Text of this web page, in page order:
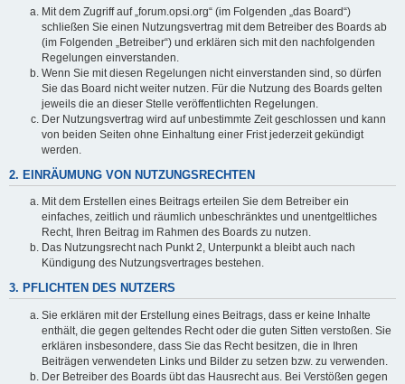
Mit dem Zugriff auf „forum.opsi.org“ (im Folgenden „das Board“)
schließen Sie einen Nutzungsvertrag mit dem Betreiber des Boards ab
(im Folgenden „Betreiber“) und erklären sich mit den nachfolgenden
Regelungen einverstanden.
Wenn Sie mit diesen Regelungen nicht einverstanden sind, so dürfen
Sie das Board nicht weiter nutzen. Für die Nutzung des Boards gelten
jeweils die an dieser Stelle veröffentlichten Regelungen.
Der Nutzungsvertrag wird auf unbestimmte Zeit geschlossen und kann
von beiden Seiten ohne Einhaltung einer Frist jederzeit gekündigt
werden.
2. EINRÄUMUNG VON NUTZUNGSRECHTEN
Mit dem Erstellen eines Beitrags erteilen Sie dem Betreiber ein
einfaches, zeitlich und räumlich unbeschränktes und unentgeltliches
Recht, Ihren Beitrag im Rahmen des Boards zu nutzen.
Das Nutzungsrecht nach Punkt 2, Unterpunkt a bleibt auch nach
Kündigung des Nutzungsvertrages bestehen.
3. PFLICHTEN DES NUTZERS
Sie erklären mit der Erstellung eines Beitrags, dass er keine Inhalte
enthält, die gegen geltendes Recht oder die guten Sitten verstoßen. Sie
erklären insbesondere, dass Sie das Recht besitzen, die in Ihren
Beiträgen verwendeten Links und Bilder zu setzen bzw. zu verwenden.
Der Betreiber des Boards übt das Hausrecht aus. Bei Verstößen gegen